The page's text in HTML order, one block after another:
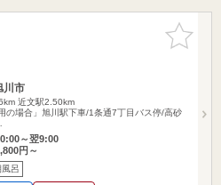
お気に入
りに追加
川市
近文駅2.50km
の場合」旭川駅下車/1条通7丁目バス停/高砂
～翌9:00
円～
風呂